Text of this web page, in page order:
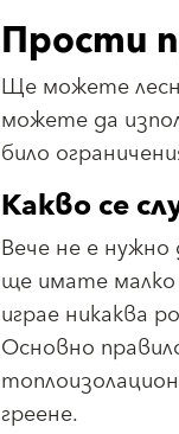
Прости
Ще можете
можете да
било
Какво се
Вече не е
ще имате малко
играе никаква
Основно
греене.